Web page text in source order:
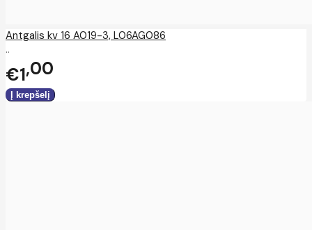
Antgalis kv 16 A019-3, L06AG086
..
€1 00